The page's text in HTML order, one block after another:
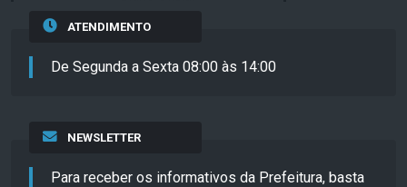
ATENDIMENTO
De Segunda a Sexta 08:00 às 14:00
NEWSLETTER
Para receber os informativos da Prefeitura, basta